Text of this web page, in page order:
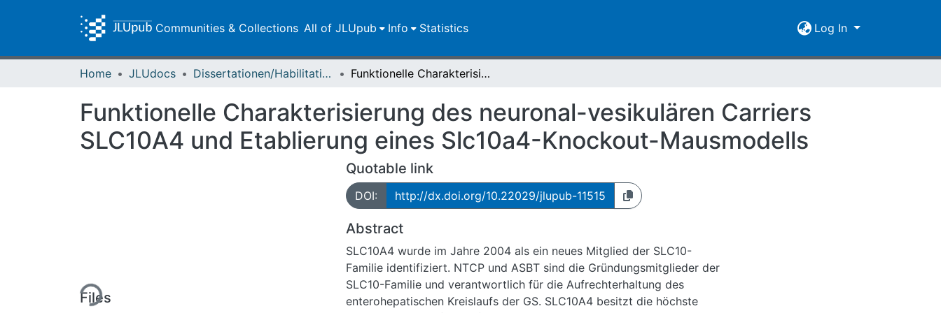
Communities & Collections All of JLUpub Info Statistics Log In
Home JLUdocs Dissertationen/Habilitationen Funktionelle Charakterisierung des neuronal-vesikulären Carriers SLC10A4 und Etablierung eines Slc10a4-Knockout-Mausmodells
Funktionelle Charakterisierung des neuronal-vesikulären Carriers
SLC10A4 und Etablierung eines Slc10a4-Knockout-Mausmodells
Loading...
Files
Quotable link
DOI: http://dx.doi.org/10.22029/jlupub-11515
Abstract
SLC10A4 wurde im Jahre 2004 als ein neues Mitglied der SLC10-
Familie identifiziert. NTCP und ASBT sind die Gründungsmitglieder der
SLC10-Familie und verantwortlich für die Aufrechterhaltung des
enterohepatischen Kreislaufs der GS. SLC10A4 besitzt die höchste